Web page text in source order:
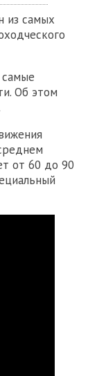
из самых
Об этом
от 60 до 90